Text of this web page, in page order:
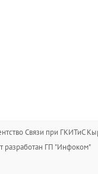
Связи при ГКИТиС
разработан ГП "Инфоком"